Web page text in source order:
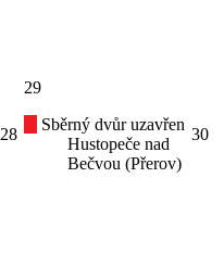
28
29
Sběrný dvůr uzavřen
Hustopeče nad
Bečvou (Přerov)
30